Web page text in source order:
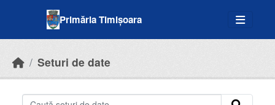
Primăria Timișoara
Seturi de date